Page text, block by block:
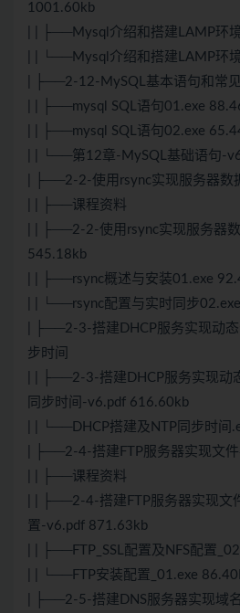
1001.60kb
| | ├──Mysql介绍和搭建LAMP环
| | └──Mysql介绍和搭建LAMP环
| ├──2-12-MySQL基本语句和常
| | ├──mysql SQL语句01.exe
| | ├──mysql SQL语句02.exe
| | └──第12章-MySQL基础语句-
| ├──2-2-使用rsync实现服务器数
| | ├──课程资料
| | ├──2-2-使用rsync实现服务器
545.18kb
| | ├──rsync概述与安装01.exe
| | └──rsync配置与实时同步
| ├──2-3-搭建DHCP服务实现动
步时间
| | ├──2-3-搭建DHCP服务实现动
同步时间-v6.pdf 616.60kb
| | └──DHCP搭建及NTP同步时间
| ├──2-4-搭建FTP服务器实现文
| | ├──课程资料
| | ├──2-4-搭建FTP服务器实现文
置-v6.pdf 871.63kb
| | ├──FTP_SSL配置及NFS配置
| | └──FTP安装配置_01.exe
| ├──2-5-搭建DNS服务器实现域